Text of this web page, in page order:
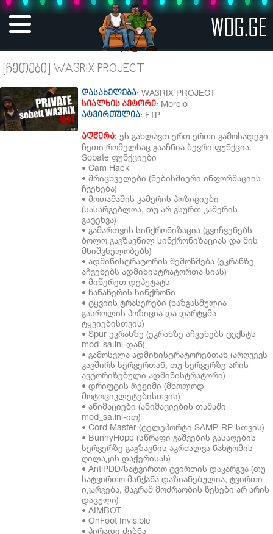
WOG.GE
[ჩეთები] WA3RIX PROJECT
დასახელება: WA3RIX PROJECT
სიალხის ავტორი: Morelo
ატვირთულია: FTP
აღწერა: ეს გახლავთ ერთ ერთი გამოსადეგი
ჩეთი რომელსაც გააჩნია ბევრი ფუნქცია.
Sobate ფუნქციები
• Cam Hack
• მრიცხველები (ნებისმიერი ინფორმაციის
ჩვენება)
• მოთამაშის კამერის პოზიციები
(სასარგებლოა, თუ არ გსურთ კამერის
გატეხვა)
• გამართვის სინქრონიზაცია (გვიჩვენებს
ბოლო გაგზავნილ სინქრონიზაციას და მის
მნიშვნელობებს)
• ადმინისტრატორის შემოწმება (ეკრანზე
აჩვენებს ადმინისტრატორთა სიას)
• მიწერეთ დეპუტატს
• ჩანაწერის სინქრონი
• ტყვიის ტრასერები (ხაზგასმულია
გასროლის პოზიცია და დარტყმა
ტყვიებისთვის)
• Spur ეკრანზე (ეკრანზე აჩვენებს ტექსტს
mod_sa.ini-დან)
• გამოსვლა ადმინისტრატორებთან (არღვევს
კავშირს სერვერთან, თუ სერვერზე არის
ავტორიზებული ადმინისტრატორი)
• დრიფტის რეჟიმი (მხოლოდ
მოტოციკლეტებისთვის)
• ანიმაციები (ანიმაციების თამაში
mod_sa.ini-ით)
• Cord Master (ტელეპორტი SAMP-RP-სთვის)
• BunnyHope (სწრაფი გაშვების გასაღების
სერვერზე გაგზავნის აკრძალვა ნახტომის
ღილაკის დაჭერისას)
• AntiPDD/სატვირთო ტვირთის დაკარგვა (თუ
სატვირთო მანქანა დაზიანებულია, ტვირთი
იკარგება, მაგრამ მოძრაობის წესები არ არის
დაცული)
• AIMBOT
• OnFoot Invisible
• პირადი ძებნა